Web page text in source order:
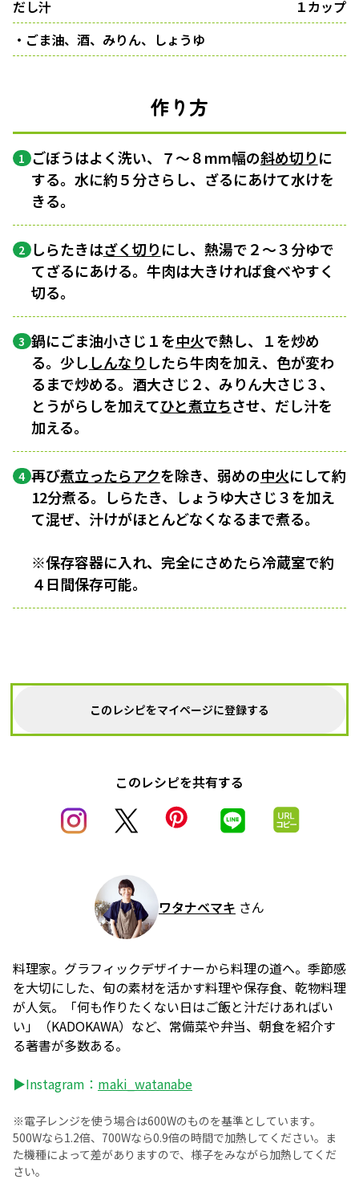
だし汁
１カップ
・ごま油、酒、みりん、しょうゆ
作り方
1 ごぼうはよく洗い、７〜８mm幅の斜め切りに
する。水に約５分さらし、ざるにあけて水けを
きる。
2 しらたきはざく切りにし、熱湯で２〜３分ゆで
てざるにあける。牛肉は大きければ食べやすく
切る。
3 鍋にごま油小さじ１を中火で熱し、１を炒め
る。少し しんなり したら牛肉を加え、色が変わ
るまで炒める。酒大さじ２、みりん大さじ３、
とうがらしを加えてひと煮立ちさせ、だし汁を
加える。
4 再び煮立ったらアクを除き、弱めの中火にして約
12分煮る。しらたき、しょうゆ大さじ３を加え
て混ぜ、汁けがほとんどなくなるまで煮る。
※保存容器に入れ、完全にさめたら冷蔵室で約
４日間保存可能。
このレシピをマイページに登録する
このレシピを共有する
ワタナベマキ さん
料理家。グラフィックデザイナーから料理の道へ。季節感
を大切にした、旬の素材を活かす料理や保存食、乾物料理
が人気。「何も作りたくない日はご飯と汁だけあればい
い」（KADOKAWA）など、常備菜や弁当、朝食を紹介す
る著書が多数ある。
▶Instagram： maki_watanabe
※電子レンジを使う場合は600Wのものを基準としています。
500Wなら1.2倍、700Wなら0.9倍の時間で加熱してください。ま
た機種によって差がありますので、様子をみながら加熱してくだ
さい。